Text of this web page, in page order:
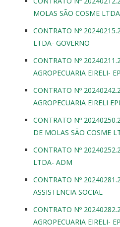
MOLAS SÃO COSME
CONTRATO Nº
LTDA- GOVERNO
CONTRATO Nº
AGROPECUARIA EIRELI-
CONTRATO Nº
AGROPECUARIA EIRELI
CONTRATO Nº
DE MOLAS SÃO COSME
CONTRATO Nº
LTDA- ADM
CONTRATO Nº
ASSISTENCIA SOCIAL
CONTRATO Nº
AGROPECUARIA EIRELI-